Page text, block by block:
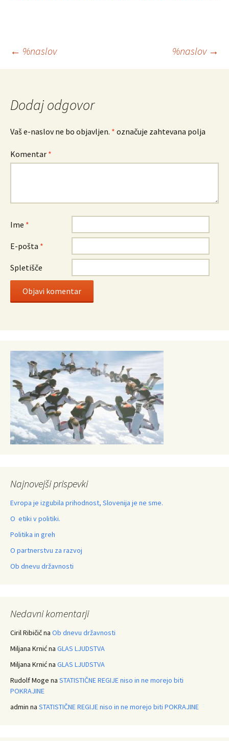
Krmarjenje
po
prispevkih
← %naslov %naslov →
Dodaj odgovor
Vaš e-naslov ne bo objavljen. * označuje zahtevana polja
Komentar *
Ime *
E-pošta *
Spletišče
Najnovejši prispevki
Evropa je izgubila prihodnost, Slovenija je ne sme.
O etiki v politiki.
Politika in greh
O partnerstvu za razvoj
Ob dnevu državnosti
Nedavni komentarji
Ciril Ribičična Ob dnevu državnosti
Miljana Krnićna GLAS LJUDSTVA
Miljana Krnićna GLAS LJUDSTVA
Rudolf Moge na STATISTIČNE REGIJE niso in ne morejo biti
POKRAJINE
admin na STATISTIČNE REGIJE niso in ne morejo biti POKRAJINE